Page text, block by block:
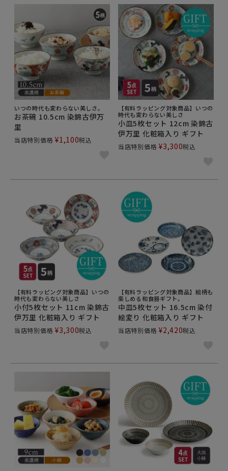
いつの時代も変わらない美しさ。
お茶碗 10.5cm 染錦古伊万
里
当店特別価格 ¥1,100税込
【有料ラッピング対象商品】いつの
時代も変わらない美しさ
小皿5枚セット 12cm 染錦古
伊万里 化粧箱入り ギフト
当店特別価格 ¥3,300税込
【有料ラッピング対象商品】いつの
時代も変わらない美しさ
小付5枚セット 11cm 染錦古
伊万里 化粧箱入り ギフト
当店特別価格 ¥3,300税込
【有料ラッピング対象商品】絵柄も
楽しめる和食器ギフト。
中皿5枚セット 16.5cm 染付
絵変り 化粧箱入り ギフト
当店特別価格 ¥2,420税込